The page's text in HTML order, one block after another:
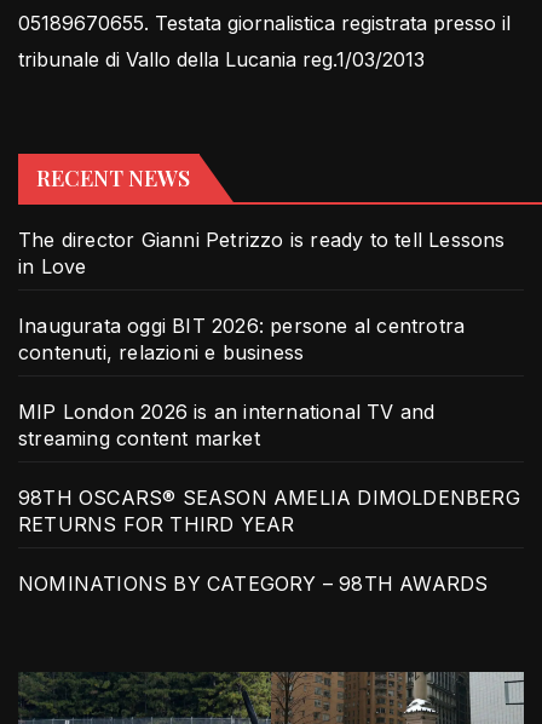
05189670655. Testata giornalistica registrata presso il
tribunale di Vallo della Lucania reg.1/03/2013
RECENT NEWS
The director Gianni Petrizzo is ready to tell Lessons
in Love
Inaugurata oggi BIT 2026: persone al centrotra
contenuti, relazioni e business
MIP London 2026 is an international TV and
streaming content market
98TH OSCARS® SEASON AMELIA DIMOLDENBERG
RETURNS FOR THIRD YEAR
NOMINATIONS BY CATEGORY – 98TH AWARDS